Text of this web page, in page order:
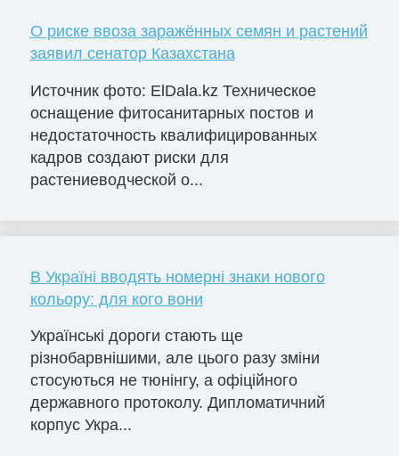
О риске ввоза заражённых семян и растений
заявил сенатор Казахстана
Источник фото: ElDala.kz Техническое
оснащение фитосанитарных постов и
недостаточность квалифицированных
кадров создают риски для
растениеводческой о...
В Україні вводять номерні знаки нового
кольору: для кого вони
Українські дороги стають ще
різнобарвнішими, але цього разу зміни
стосуються не тюнінгу, а офіційного
державного протоколу. Дипломатичний
корпус Укра...